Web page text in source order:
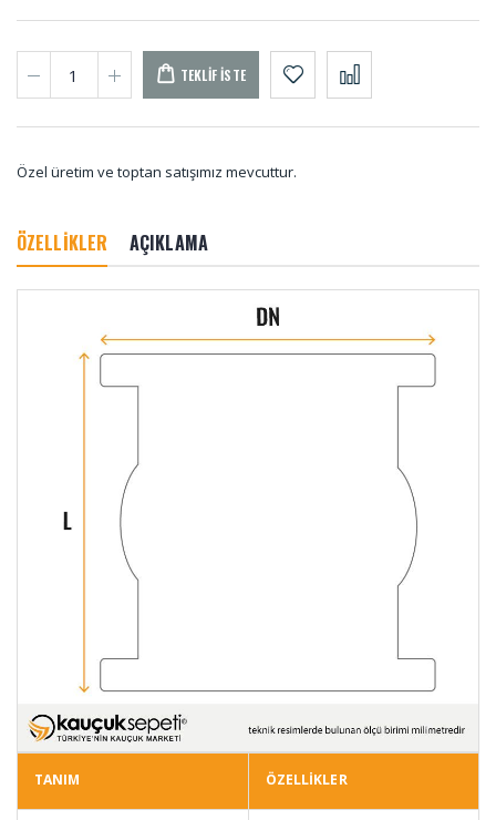
TEKLIF İSTE
Özel üretim ve toptan satışımız mevcuttur.
ÖZELLİKLER AÇIKLAMA
TANIM ÖZELLİKLER